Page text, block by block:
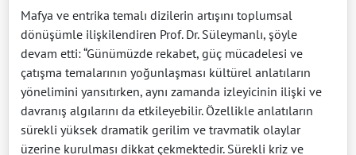
Mafya ve entrika temalı dizilerin artışını toplumsal
dönüşümle ilişkilendiren Prof. Dr. Süleymanlı, şöyle
devam etti: “Günümüzde rekabet, güç mücadelesi ve
çatışma temalarının yoğunlaşması kültürel anlatıların
yönelimini yansıtırken, aynı zamanda izleyicinin ilişki ve
davranış algılarını da etkileyebilir. Özellikle anlatıların
sürekli yüksek dramatik gerilim ve travmatik olaylar
üzerine kurulması dikkat çekmektedir. Sürekli kriz ve